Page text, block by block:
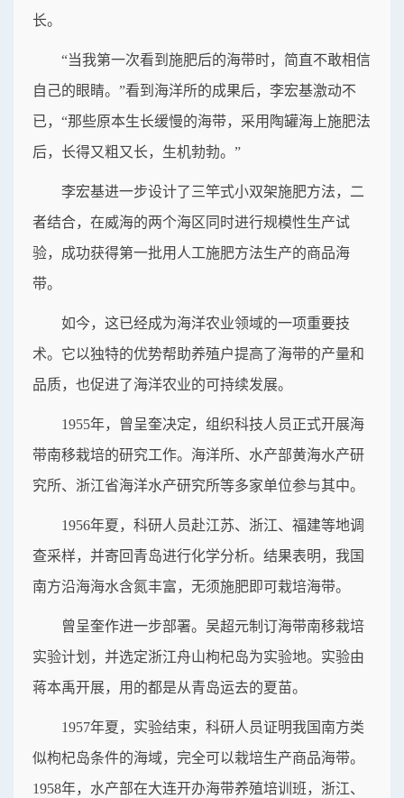
长。
“当我第一次看到施肥后的海带时，简直不敢相信
自己的眼睛。”看到海洋所的成果后，李宏基激动不
已，“那些原本生长缓慢的海带，采用陶罐海上施肥法
后，长得又粗又长，生机勃勃。”
李宏基进一步设计了三竿式小双架施肥方法，二
者结合，在威海的两个海区同时进行规模性生产试
验，成功获得第一批用人工施肥方法生产的商品海
带。
如今，这已经成为海洋农业领域的一项重要技
术。它以独特的优势帮助养殖户提高了海带的产量和
品质，也促进了海洋农业的可持续发展。
1955年，曾呈奎决定，组织科技人员正式开展海
带南移栽培的研究工作。海洋所、水产部黄海水产研
究所、浙江省海洋水产研究所等多家单位参与其中。
1956年夏，科研人员赴江苏、浙江、福建等地调
查采样，并寄回青岛进行化学分析。结果表明，我国
南方沿海海水含氮丰富，无须施肥即可栽培海带。
曾呈奎作进一步部署。吴超元制订海带南移栽培
实验计划，并选定浙江舟山枸杞岛为实验地。实验由
蒋本禹开展，用的都是从青岛运去的夏苗。
1957年夏，实验结束，科研人员证明我国南方类
似枸杞岛条件的海域，完全可以栽培生产商品海带。
1958年，水产部在大连开办海带养殖培训班，浙江、